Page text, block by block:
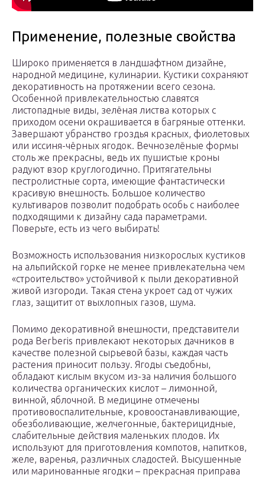
Применение, полезные свойства
Широко применяется в ландшафтном дизайне,
народной медицине, кулинарии. Кустики сохраняют
декоративность на протяжении всего сезона.
Особенной привлекательностью славятся
листопадные виды, зелёная листва которых с
приходом осени окрашивается в багряные оттенки.
Завершают убранство гроздья красных, фиолетовых
или иссиня-чёрных ягодок. Вечнозелёные формы
столь же прекрасны, ведь их пушистые кроны
радуют взор круглогодично. Притягательны
пестролистные сорта, имеющие фантастически
красивую внешность. Большое количество
культиваров позволит подобрать особь с наиболее
подходящими к дизайну сада параметрами.
Поверьте, есть из чего выбирать!
Возможность использования низкорослых кустиков
на альпийской горке не менее привлекательна чем
«строительство» устойчивой к пыли декоративной
живой изгороди. Такая стена укроет сад от чужих
глаз, защитит от выхлопных газов, шума.
Помимо декоративной внешности, представители
рода Berberis привлекают некоторых дачников в
качестве полезной сырьевой базы, каждая часть
растения приносит пользу. Ягоды съедобны,
обладают кислым вкусом из-за наличия большого
количества органических кислот – лимонной,
винной, яблочной. В медицине отмечены
противовоспалительные, кровоостанавливающие,
обезболивающие, желчегонные, бактерицидные,
слабительные действия маленьких плодов. Их
используют для приготовления компотов, напитков,
желе, варенья, различных сладостей. Высушенные
или маринованные ягодки – прекрасная приправа